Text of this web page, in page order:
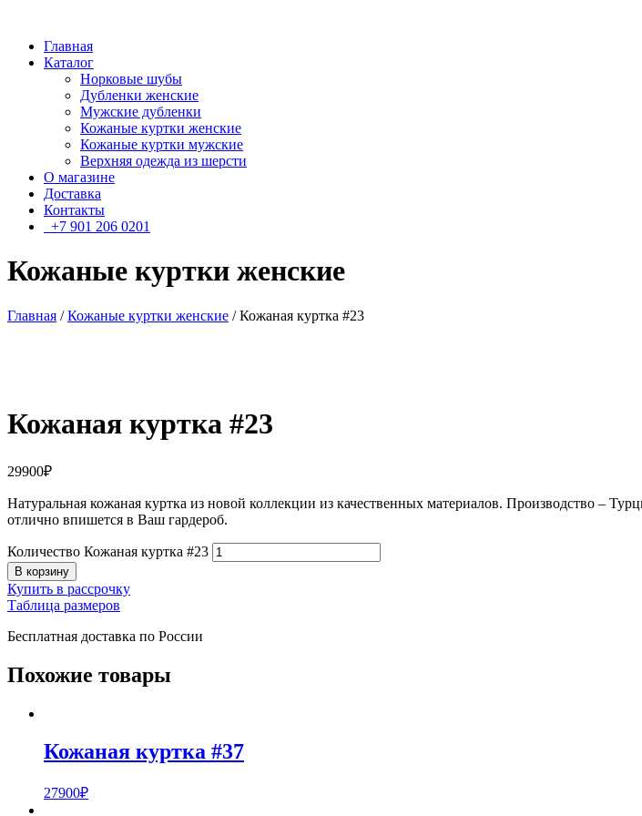
Главная
Каталог
Норковые шубы
Дубленки женские
Мужские дубленки
Кожаные куртки женские
Кожаные куртки мужские
Верхняя одежда из шерсти
О магазине
Доставка
Контакты
+7 901 206 0201
Кожаные куртки женские
Главная /Кожаные куртки женские / Кожаная куртка #23
Кожаная куртка #23
29900₽
Натуральная кожаная куртка из новой коллекции из качественных материалов. Производство –
отлично впишется в Ваш гардероб.
Количество Кожаная куртка #23
В корзину
Купить в рассрочку
Таблица размеров
Бесплатная доставка по России
Похожие товары
Кожаная куртка #37
27900₽